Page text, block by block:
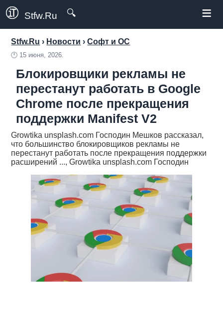
Stfw.Ru 🔍 ≡
Stfw.Ru › Новости ›Софт и ОС
🕛 15 июня, 2026.
Блокировщики рекламы не
перестанут работать в Google
Chrome после прекращения
поддержки Manifest V2
Growtika unsplash.com Господин Мешков рассказал,
что большинство блокировщиков рекламы не
перестанут работать после прекращения поддержки
расширений ..., Growtika unsplash.com Господин